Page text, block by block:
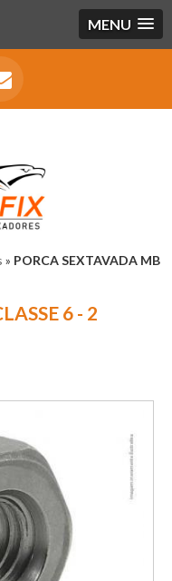
MENU
» PORCA SEXTAVADA MB
6 - 2